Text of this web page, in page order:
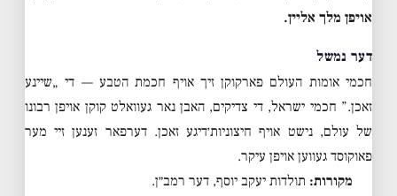
אויפן מלך אליין.
דער נמשל
חכמי אומות העולם פארקוקן זיך אויף חכמת הטבע — די „שיינע
זאכן.” חכמי ישראל, די צדיקים, האבן נאר געוואלט קוקן אויפן רבונו
של עולם, נישט אויף חיצוניות׳דיגע זאכן. דערפאר זענען זיי מער
פאוקוסד געווען אויפן עיקר.
מקורות: תולדות יעקב יוסף, דער רמב״ן.